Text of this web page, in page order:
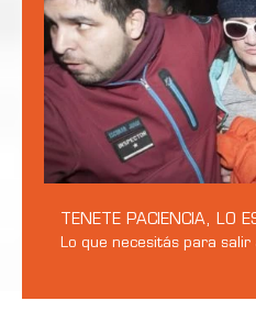
TENETE PACIENCIA, LO
Lo que necesitás para salir